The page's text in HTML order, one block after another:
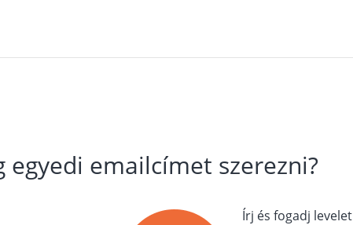
emailcímet szerezni?
Írj és fogadj levelet